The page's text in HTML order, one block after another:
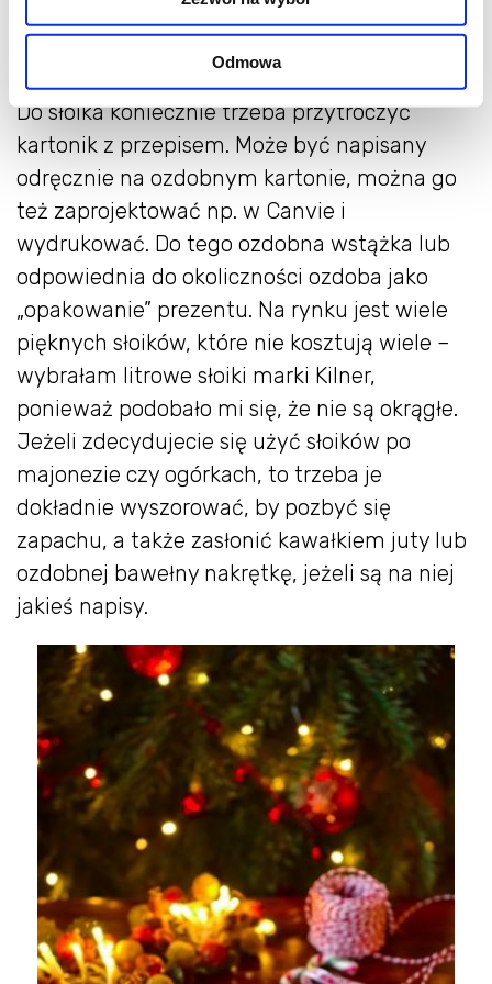
Odmowa
je wyeksponować, ale nie jest to
Do słoika koniecznie trzeba przytroczyć
kartonik z przepisem. Może być napisany
odręcznie na ozdobnym kartonie, można go
też zaprojektować np. w Canvie i
wydrukować. Do tego ozdobna wstążka lub
odpowiednia do okoliczności ozdoba jako
„opakowanie” prezentu. Na rynku jest wiele
pięknych słoików, które nie kosztują wiele –
wybrałam litrowe słoiki marki Kilner,
ponieważ podobało mi się, że nie są okrągłe.
Jeżeli zdecydujecie się użyć słoików po
majonezie czy ogórkach, to trzeba je
dokładnie wyszorować, by pozbyć się
zapachu, a także zasłonić kawałkiem juty lub
ozdobnej bawełny nakrętkę, jeżeli są na niej
jakieś napisy.